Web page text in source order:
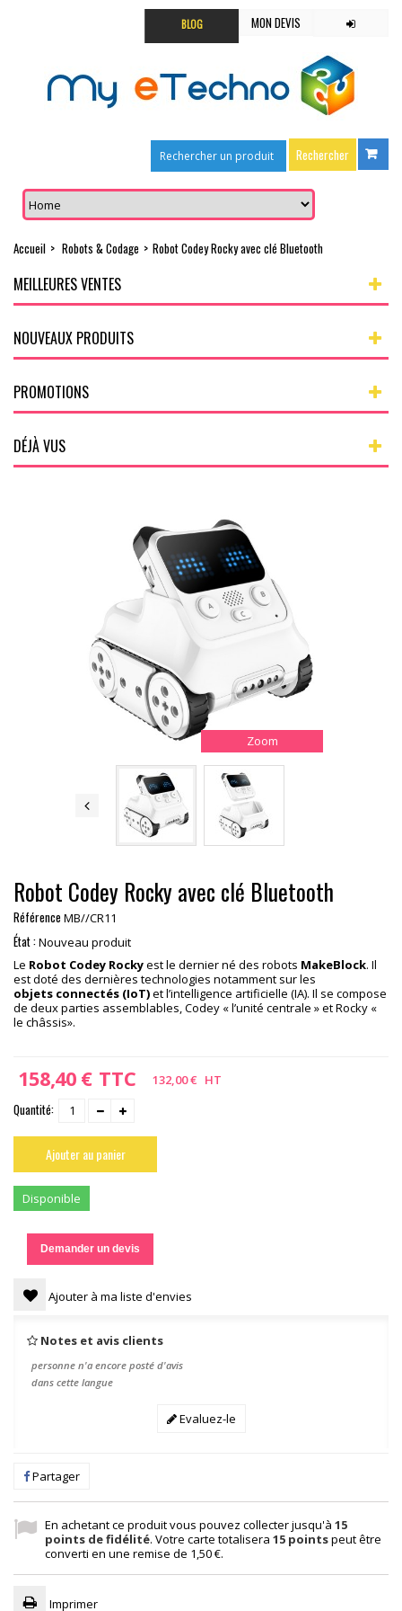
MON DEVIS
BLOG
Accueil > Robots & Codage > Robot Codey Rocky avec clé Bluetooth
MEILLEURES VENTES
NOUVEAUX PRODUITS
PROMOTIONS
DÉJÀ VUS
Zoom
Robot Codey Rocky avec clé Bluetooth
Référence MB//CR11
État :Nouveau produit
Le Robot Codey Rockyest le dernier né des robots MakeBlock. Il
est doté des dernières technologies notamment sur les
objets connectés (IoT)et l’intelligence artificielle (IA). Il se compose
de deux parties assemblables, Codey « l’unité centrale » et Rocky «
le châssis».
158,40 € TTC 132,00 € HT
Quantité:
Ajouter au panier
Disponible
Demander un devis
Ajouter à ma liste d'envies
Notes et avis clients
personne n'a encore posté d'avis
dans cette langue
Evaluez-le
Partager
En achetant ce produit vous pouvez collecter jusqu'à 15
points de fidélité. Votre carte totalisera 15 pointspeut être
converti en une remise de 1,50 €.
Imprimer